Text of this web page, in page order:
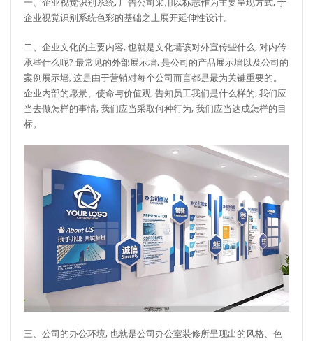
企业视觉识别系统色彩的基础之上展开延伸性设计。
二、企业文化的主要内容, 也就是文化墙该对外宣传些什么, 对内传
承些什么呢? 最常见的外部展示墙, 是公司的产品展示墙以及公司的
案例展示墙, 这是由于营销对每个公司而言都是最为关键重要的。
企业内部的愿景、使命与价值观, 告知员工我们是什么样的, 我们应
当去做怎样的事情, 我们应当采取何种行为, 我们应当达成怎样的目
标。
三、公司的办公环境, 也就是公司办公室装修所呈现出的风格、色